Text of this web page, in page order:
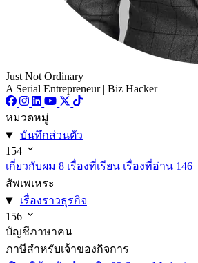
Just Not Ordinary
A Serial Entrepreneur | Biz Hacker
หมวดหมู่
บันทึกส่วนตัว
154
เกี่ยวกับผม 8 เรื่องที่เรียน เรื่องที่อ่าน 146
สัพเพเหระ
เรื่องราวธุรกิจ
156
บัญชีภาษาคน
ภาษีสำหรับเจ้าของกิจการ